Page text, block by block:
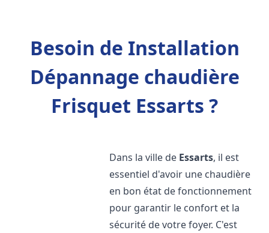
Besoin de Installation
Dépannage chaudière
Frisquet Essarts ?
Dans la ville de Essarts, il est
essentiel d'avoir une chaudière
en bon état de fonctionnement
pour garantir le confort et la
sécurité de votre foyer. C'est